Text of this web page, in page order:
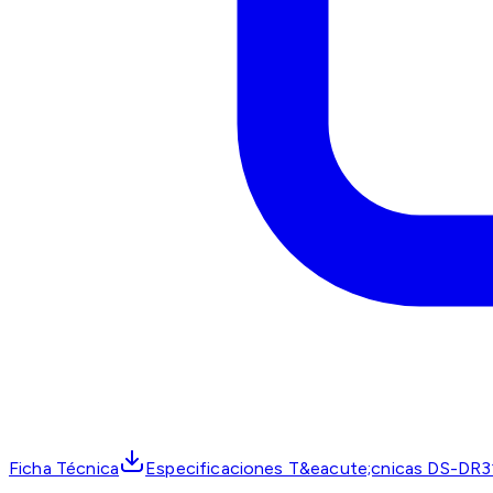
Ficha Técnica Especificaciones T&eacute;cnicas DS-